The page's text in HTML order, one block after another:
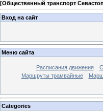
[Общественный транспорт
Вход на сайт
Меню сайта
Расписания движения
Маршруты трамвайные
Categories